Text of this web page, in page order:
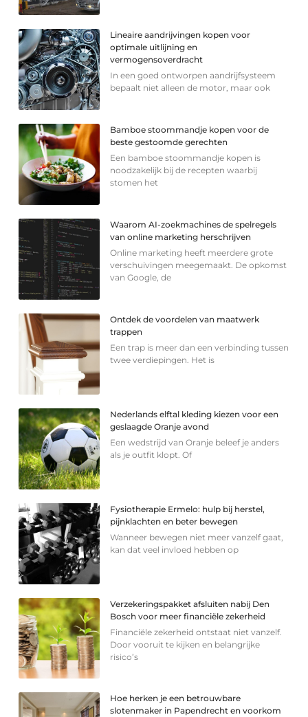
Lineaire aandrijvingen kopen voor
optimale uitlijning en
vermogensoverdracht
In een goed ontworpen aandrijfsysteem
bepaalt niet alleen de motor, maar ook
Bamboe stoommandje kopen voor de
beste gestoomde gerechten
Een bamboe stoommandje kopen is
noodzakelijk bij de recepten waarbij
stomen het
Waarom AI-zoekmachines de spelregels
van online marketing herschrijven
Online marketing heeft meerdere grote
verschuivingen meegemaakt. De opkomst
van Google, de
Ontdek de voordelen van maatwerk
trappen
Een trap is meer dan een verbinding tussen
twee verdiepingen. Het is
Nederlands elftal kleding kiezen voor een
geslaagde Oranje avond
Een wedstrijd van Oranje beleef je anders
als je outfit klopt. Of
Fysiotherapie Ermelo: hulp bij herstel,
pijnklachten en beter bewegen
Wanneer bewegen niet meer vanzelf gaat,
kan dat veel invloed hebben op
Verzekeringspakket afsluiten nabij Den
Bosch voor meer financiële zekerheid
Financiële zekerheid ontstaat niet vanzelf.
Door vooruit te kijken en belangrijke
risico’s
Hoe herken je een betrouwbare
slotenmaker in Papendrecht en voorkom